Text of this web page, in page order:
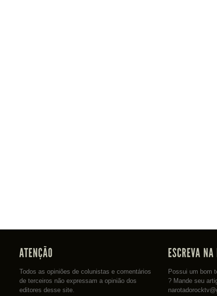
Todos as opiniões de colunistas e comentários
de terceiros não expressam a opinião dos
editores desse site.
Possui um bom
? Mande seu